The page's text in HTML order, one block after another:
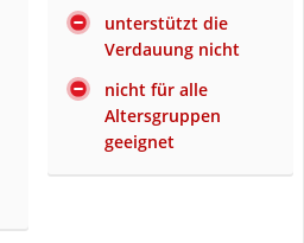
unterstützt die
Verdauung nicht
nicht für alle
Altersgruppen
geeignet